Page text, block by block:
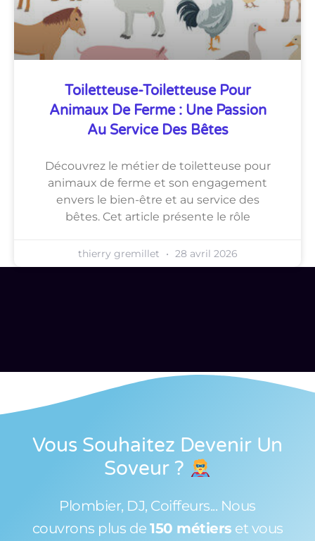
Toiletteuse-Toiletteuse Pour
Animaux De Ferme : Une Passion
Au Service Des Bêtes
Découvrez le métier de toiletteuse pour
animaux de ferme et son engagement
envers le bien-être et au service des
bêtes. Cet article présente le rôle
thierry gremillet 28 avril 2026
Vous Souhaitez Devenir Un
Soveur ?
Plombier, DJ, Coiffeurs... Nous
couvrons plus de 150 métiers et vous